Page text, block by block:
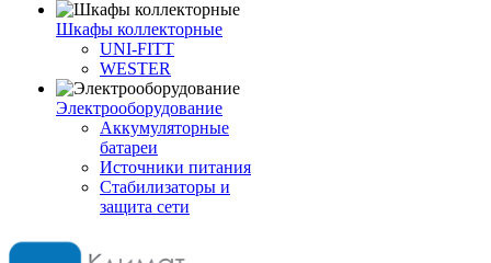
Шкафы коллекторные
UNI-FITT
WESTER
Электрооборудование
Аккумуляторные
батареи
Источники питания
Стабилизаторы и
защита сети